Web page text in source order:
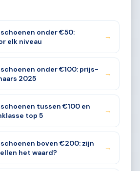
onder €50:
elk niveau
→
onder €100: prijs-
2025
→
tussen €100 en
top 5
→
boven €200: zijn
het waard?
→